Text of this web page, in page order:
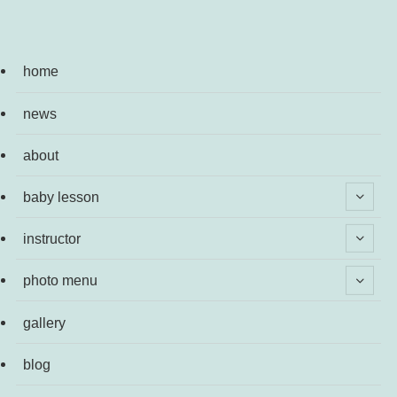
home
news
about
baby lesson
instructor
photo menu
gallery
blog